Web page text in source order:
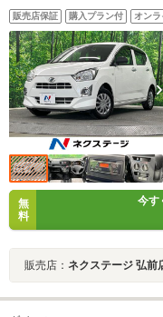
販売店保証 購入プラン付 オン
無
料
今す
販売店： ネクステージ 弘前